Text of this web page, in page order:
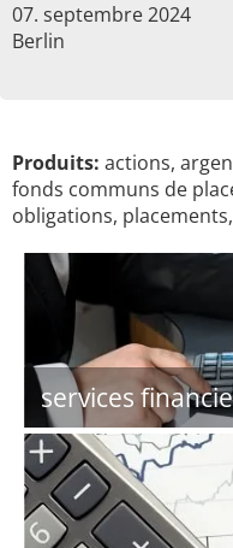
07. septembre 2024
Berlin
Produits: actions,
fonds communs de
obligations,
services